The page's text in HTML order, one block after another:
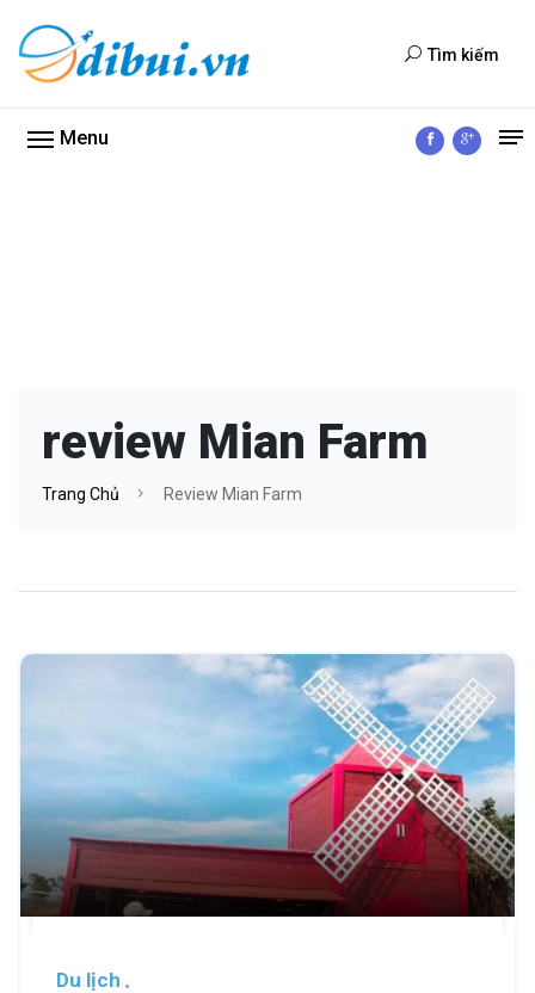
Tìm kiếm
Menu
review Mian Farm
Trang Chủ Review Mian Farm
Du lịch